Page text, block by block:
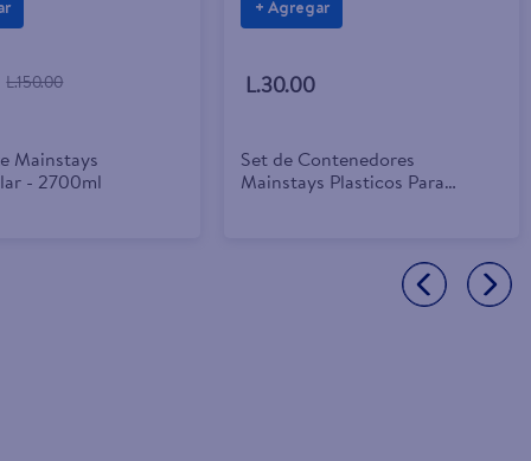
L.150.00
Mainstays
- 2700ml
+ Agregar
L.30.00
Set de Contenedores
Mainstays Plasticos Para